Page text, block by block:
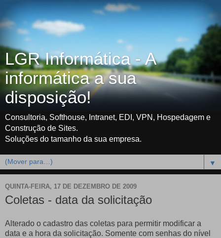
LGR Informática - A
informática a sua
disposição!
Consultoria, Softhouse, Intranet, EDI, VPN, Hospedagem e
Construção de Sites.
Soluções do tamanho da sua empresa.
▼
QUINTA-FEIRA, 17 DE DEZEMBRO DE 2009
Coletas - data da solicitação
Alterado o cadastro das coletas para permitir modificar a
data e a hora da solicitação. Somente com senhas do nível